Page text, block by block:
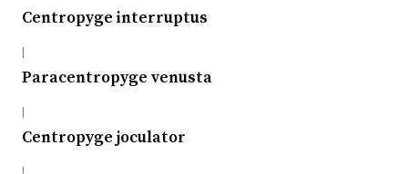
Centropyge interruptus
|
Paracentropyge venusta
|
Centropyge joculator
|